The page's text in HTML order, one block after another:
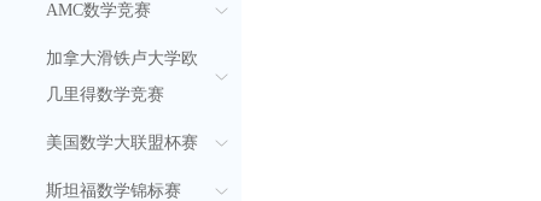
AMC数学竞赛
加拿大滑铁卢大学欧
几里得数学竞赛
美国数学大联盟杯赛
斯坦福数学锦标赛